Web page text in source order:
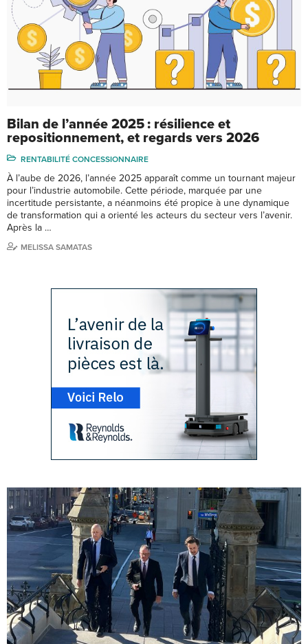
Bilan de l’année 2025 : résilience et
repositionnement, et regards vers 2026
RENTABILITÉ CONCESSIONNAIRE
À l’aube de 2026, l’année 2025 apparaît comme un tournant majeur
pour l’industrie automobile. Cette période, marquée par une
incertitude persistante, a néanmoins été propice à une dynamique
de transformation qui a orienté les acteurs du secteur vers l’avenir.
Après la …
MELISSA SAMATAS